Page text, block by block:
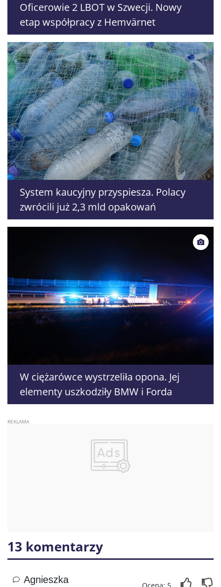
Oficerowie 2 LBOT w Szwecji. Nowy
etap współpracy z Hemvärnet
System kaucyjny przyspiesza. Polacy
zwrócili już 2,3 mld opakowań
W ciężarówce wystrzeliła opona. Jej
elementy uszkodziły BMW i Forda
13 komentarzy
Agnieszka